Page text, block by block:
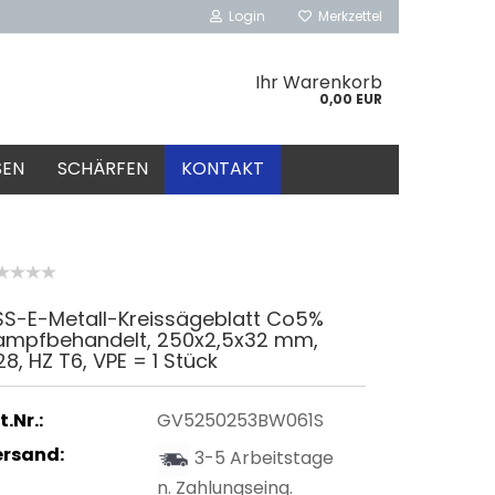
Login Merkzettel
Ihr Warenkorb
0,00 EUR
SCHÄRFEN KONTAKT
E-Metall-Kreissägeblatt Co5%
250x2,5x32 mm,
HZ T6, VPE = 1 Stück
GV5250253BW061S
3-5 Arbeitstage
n. Zahlungseing.